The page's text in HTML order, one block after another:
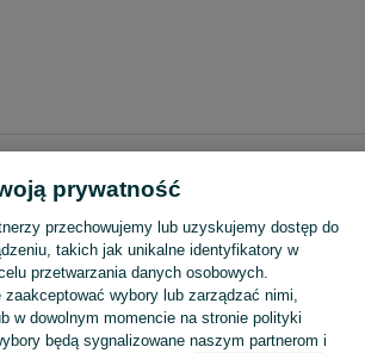
Książki naukowe - Zwoleń
Zobacz
prywatność
przechowujemy lub uzyskujemy dostęp do
takich jak unikalne identyfikatory w
przetwarzania danych osobowych.
zaakceptować wybory lub zarządzać nimi,
w dowolnym momencie na stronie polityki
będą sygnalizowane naszym partnerom i